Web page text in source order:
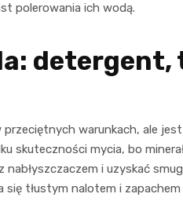
polerowania ich wodą.
detergent,
przeciętnych warunkach, ale
skuteczności mycia, bo
i uzyskać
tłustym nalotem i zapachem